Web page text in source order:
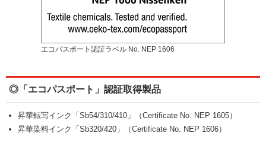
エコパスポート認証ラベル No. NEP 1606
◎「エコパスポート」認証取得製品
昇華転写インク「Sb54/310/410」（Certificate No. NEP 1605）
昇華染料インク「Sb320/420」（Certificate No. NEP 1606）